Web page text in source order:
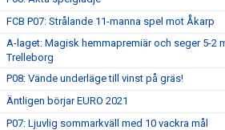
FCB P07: Strålande 11-manna spel mot Åkarp
A-laget: Magisk hemmapremiär och seger 5-2
Trelleborg
P08: Vände underläge till vinst på gräs!
Äntligen börjar EURO 2021
P07: Ljuvlig sommarkväll med 10 vackra mål